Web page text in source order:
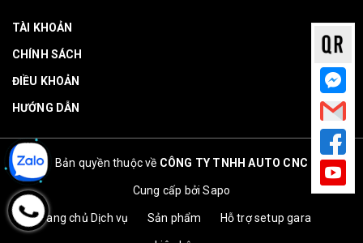
TÀI KHOẢN
CHÍNH SÁCH
ĐIỀU KHOẢN
HƯỚNG DẪN
Bản quyền thuộc về CÔNG TY TNHH AUTO CNC
Cung cấp bởiSapo
Trang chủ Dịch vụ Sản phẩm Hỗ trợ setup gara